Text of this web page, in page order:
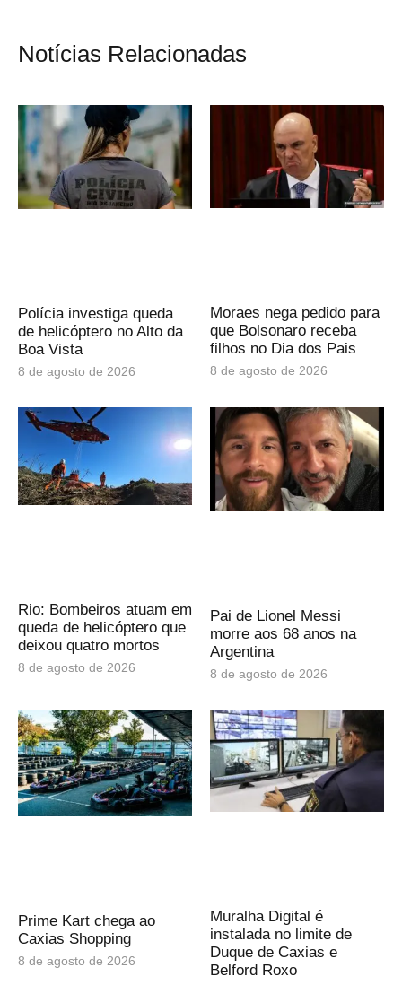
Notícias Relacionadas
Polícia investiga queda
de helicóptero no Alto da
Boa Vista
8 de agosto de 2026
Moraes nega pedido para
que Bolsonaro receba
filhos no Dia dos Pais
8 de agosto de 2026
Rio: Bombeiros atuam em
queda de helicóptero que
deixou quatro mortos
8 de agosto de 2026
Pai de Lionel Messi
morre aos 68 anos na
Argentina
8 de agosto de 2026
Prime Kart chega ao
Caxias Shopping
8 de agosto de 2026
Muralha Digital é
instalada no limite de
Duque de Caxias e
Belford Roxo